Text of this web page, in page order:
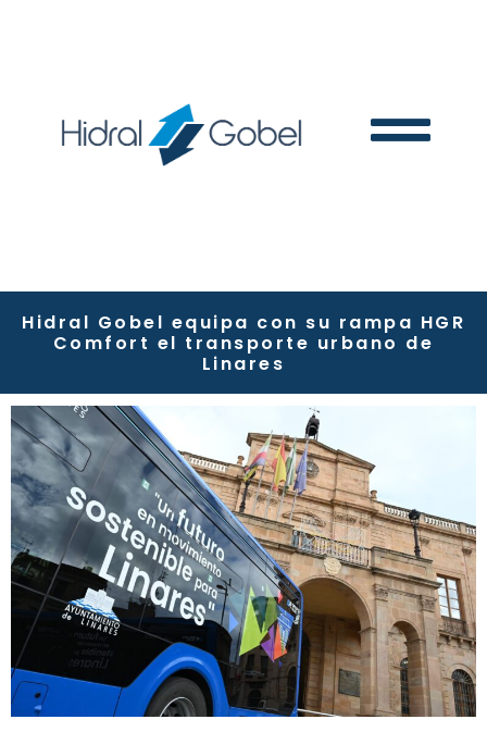
Hidral Gobel equipa con su rampa HGR
Comfort el transporte urbano de
Linares